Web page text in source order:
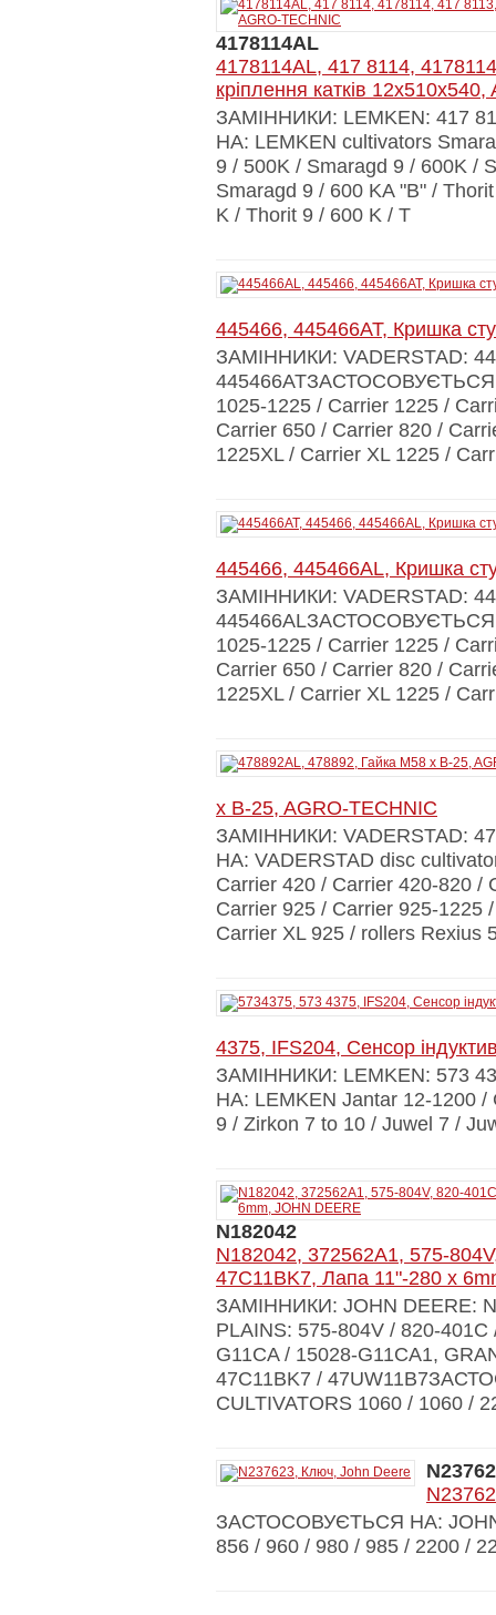
4178114AL
4178114AL, 417 8114,
кріплення катків
ЗАМІННИКИ: LEMKEN: 417
НА: LEMKEN cultivators
9 / 500K / Smaragd 9 / 600K /
Smaragd 9 / 600 KA "B" /
K / Thorit 9 / 600 K / T
445466, 445466AT, Кришка
ЗАМІННИКИ: VADERSTAD:
445466ATЗАСТОСОВУЄТЬСЯ
1025-1225 / Carrier 1225 /
Carrier 650 / Carrier 820 /
1225XL / Carrier XL 1225 /
445466, 445466AL, Кришка
ЗАМІННИКИ: VADERSTAD:
445466ALЗАСТОСОВУЄТЬСЯ
1025-1225 / Carrier 1225 /
Carrier 650 / Carrier 820 /
1225XL / Carrier XL 1225 /
x B-25, AGRO-TECHNIC
ЗАМІННИКИ: VADERSTAD:
НА: VADERSTAD disc
Carrier 420 / Carrier 420-820 /
Carrier 925 / Carrier 925-1225
Carrier XL 925 / rollers Rexius
4375, IFS204, Сенсор
ЗАМІННИКИ: LEMKEN: 573
НА: LEMKEN Jantar 12-1200 /
9 / Zirkon 7 to 10 / Juwel 7 /
N182042
N182042, 372562A1, 575-
47C11BK7, Лапа 11"-280 x
ЗАМІННИКИ: JOHN DEERE:
PLAINS: 575-804V / 820-
G11CA / 15028-G11СА1,
47C11BK7 /
CULTIVATORS 1060 / 1060 /
ЗАСТОСОВУЄТЬСЯ НА: JOHN
856 / 960 / 980 / 985 / 2200 /